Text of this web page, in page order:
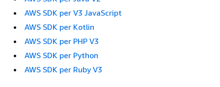
AWS SDK per V3 JavaScript
AWS SDK per Kotlin
AWS SDK per PHP V3
AWS SDK per Python
AWS SDK per Ruby V3